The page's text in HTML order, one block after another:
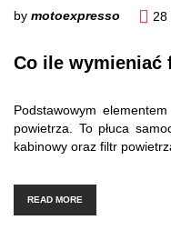
by motoexpresso 28
Co ile wymieniać
Podstawowym
powietrza. To płuca
kabinowy oraz filtr
READ MORE